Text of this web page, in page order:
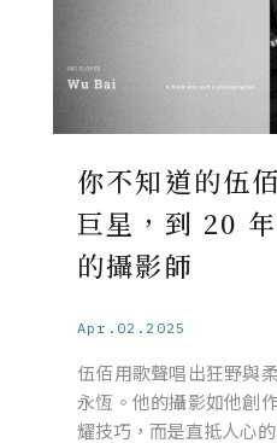
你不知道的伍
巨星，到 20
的攝影師
Apr.02.2025
伍佰用歌聲唱出狂野與
永恆。他的攝影如他創
耀技巧，而是直抵人心的